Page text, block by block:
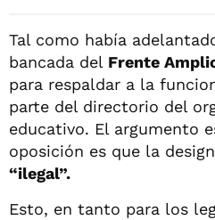
Tal como había
bancada del Frente
para respaldar a la
parte del directorio del
educativo. El argumento
oposición es que la
“ilegal”.
Esto, en tanto para los